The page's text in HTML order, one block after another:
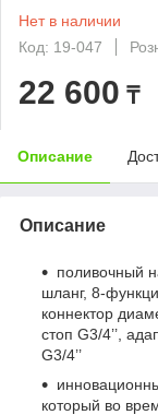
Нет в наличии
Код: 19-047
22 600 ₸
Описание
Описание
поливочный
шланг, 8-
коннектор
стоп G3/4’’,
G3/4’’
который во